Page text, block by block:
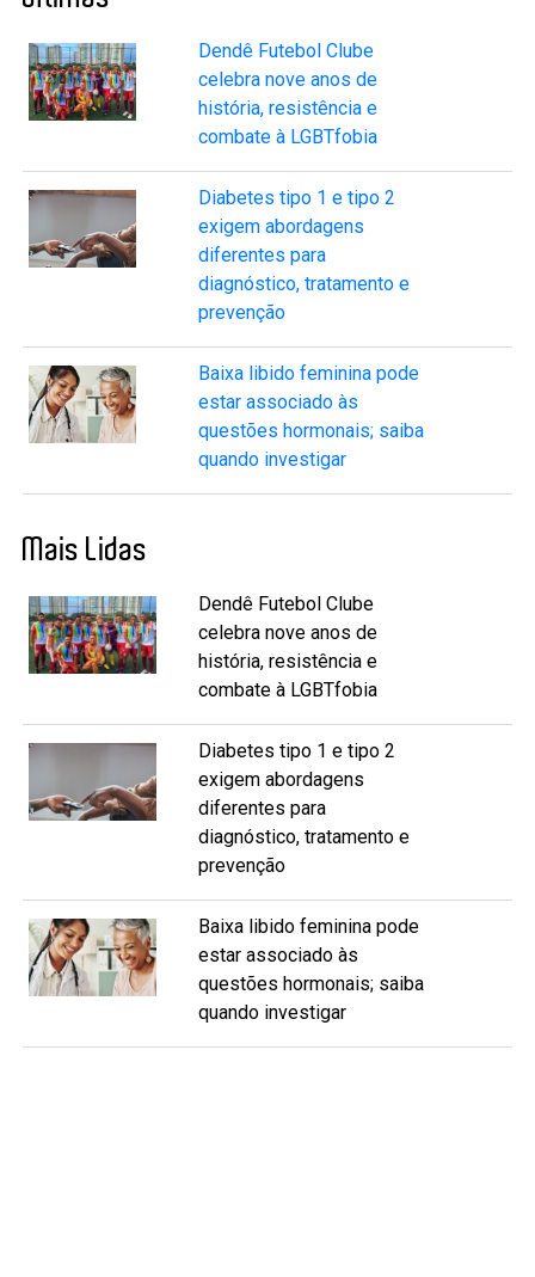
Dendê Futebol Clube
celebra nove anos de
história, resistência e
combate à LGBTfobia
Diabetes tipo 1 e tipo 2
exigem abordagens
diferentes para
diagnóstico, tratamento e
prevenção
Baixa libido feminina pode
estar associado às
questões hormonais; saiba
quando investigar
Mais Lidas
Dendê Futebol Clube
celebra nove anos de
história, resistência e
combate à LGBTfobia
Diabetes tipo 1 e tipo 2
exigem abordagens
diferentes para
diagnóstico, tratamento e
prevenção
Baixa libido feminina pode
estar associado às
questões hormonais; saiba
quando investigar